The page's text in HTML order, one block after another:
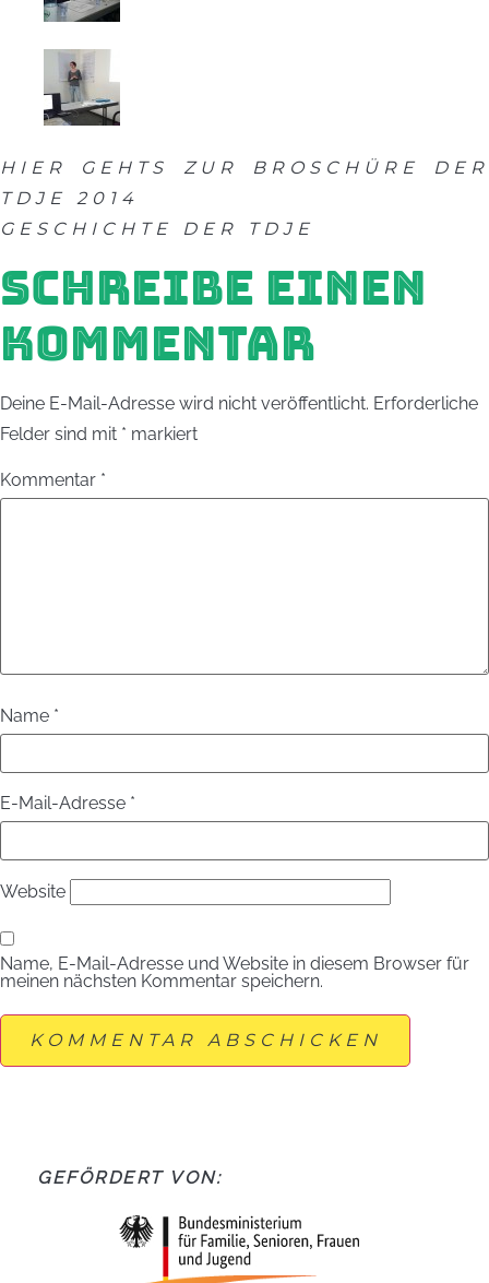
HIER GEHTS ZUR BROSCHÜRE DER
TDJE 2014
GESCHICHTE DER TDJE
SCHREIBE EINEN
KOMMENTAR
Deine E-Mail-Adresse wird nicht veröffentlicht. Erforderliche
Felder sind mit * markiert
Kommentar *
Name *
E-Mail-Adresse *
Website
Name, E-Mail-Adresse und Website in diesem Browser für
meinen nächsten Kommentar speichern.
GEFÖRDERT VON: